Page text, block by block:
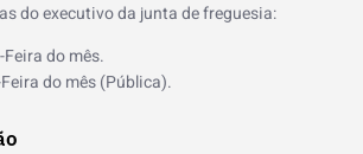
do executivo da junta de freguesia:
do mês.
do mês (Pública).